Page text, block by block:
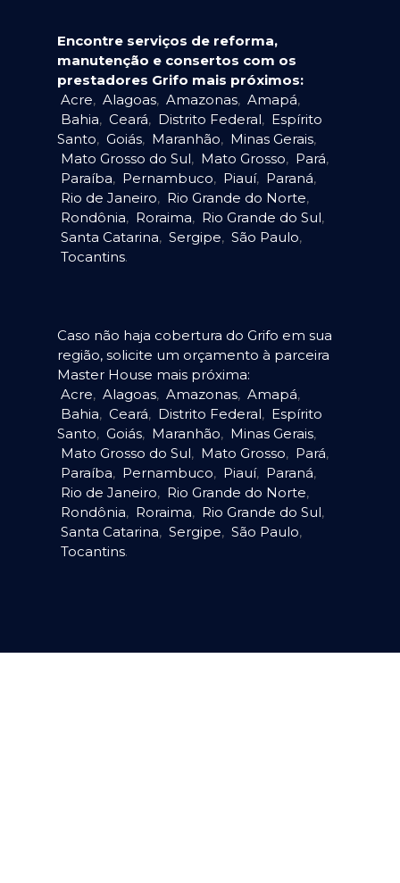
Encontre serviços de reforma,
manutenção e consertos com os
prestadores Grifo mais próximos:
Acre, Alagoas, Amazonas, Amapá,
Bahia, Ceará, Distrito Federal, Espírito
Santo, Goiás, Maranhão, Minas Gerais,
Mato Grosso do Sul, Mato Grosso, Pará,
Paraíba, Pernambuco, Piauí, Paraná,
Rio de Janeiro, Rio Grande do Norte,
Rondônia, Roraima, Rio Grande do Sul,
Santa Catarina, Sergipe, São Paulo,
Tocantins.
Caso não haja cobertura do Grifo em sua
região, solicite um orçamento à parceira
Master House mais próxima:
Acre, Alagoas, Amazonas, Amapá,
Bahia, Ceará, Distrito Federal, Espírito
Santo, Goiás, Maranhão, Minas Gerais,
Mato Grosso do Sul, Mato Grosso, Pará,
Paraíba, Pernambuco, Piauí, Paraná,
Rio de Janeiro, Rio Grande do Norte,
Rondônia, Roraima, Rio Grande do Sul,
Santa Catarina, Sergipe, São Paulo,
Tocantins.